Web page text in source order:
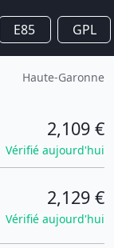
E85 GPL
Haute-Garonne
2,109 €
Vérifié aujourd'hui
2,129 €
Vérifié aujourd'hui